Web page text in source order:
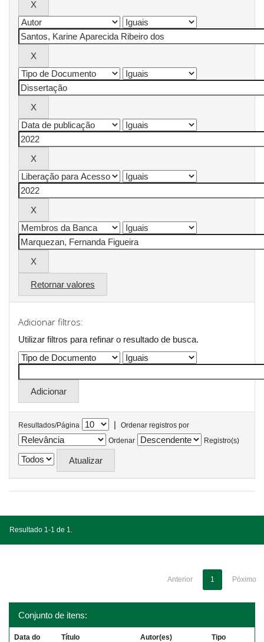
Retornar valores
Adicionar filtros:
Utilizar filtros para refinar o resultado de busca.
Resultados/Página |
Ordenar registros por
Ordenar
Registro(s)
Resultado 1-1 de 1.
Anterior 1 Póximo
Conjunto de itens:
Data do
Título Autor(es) Tipo